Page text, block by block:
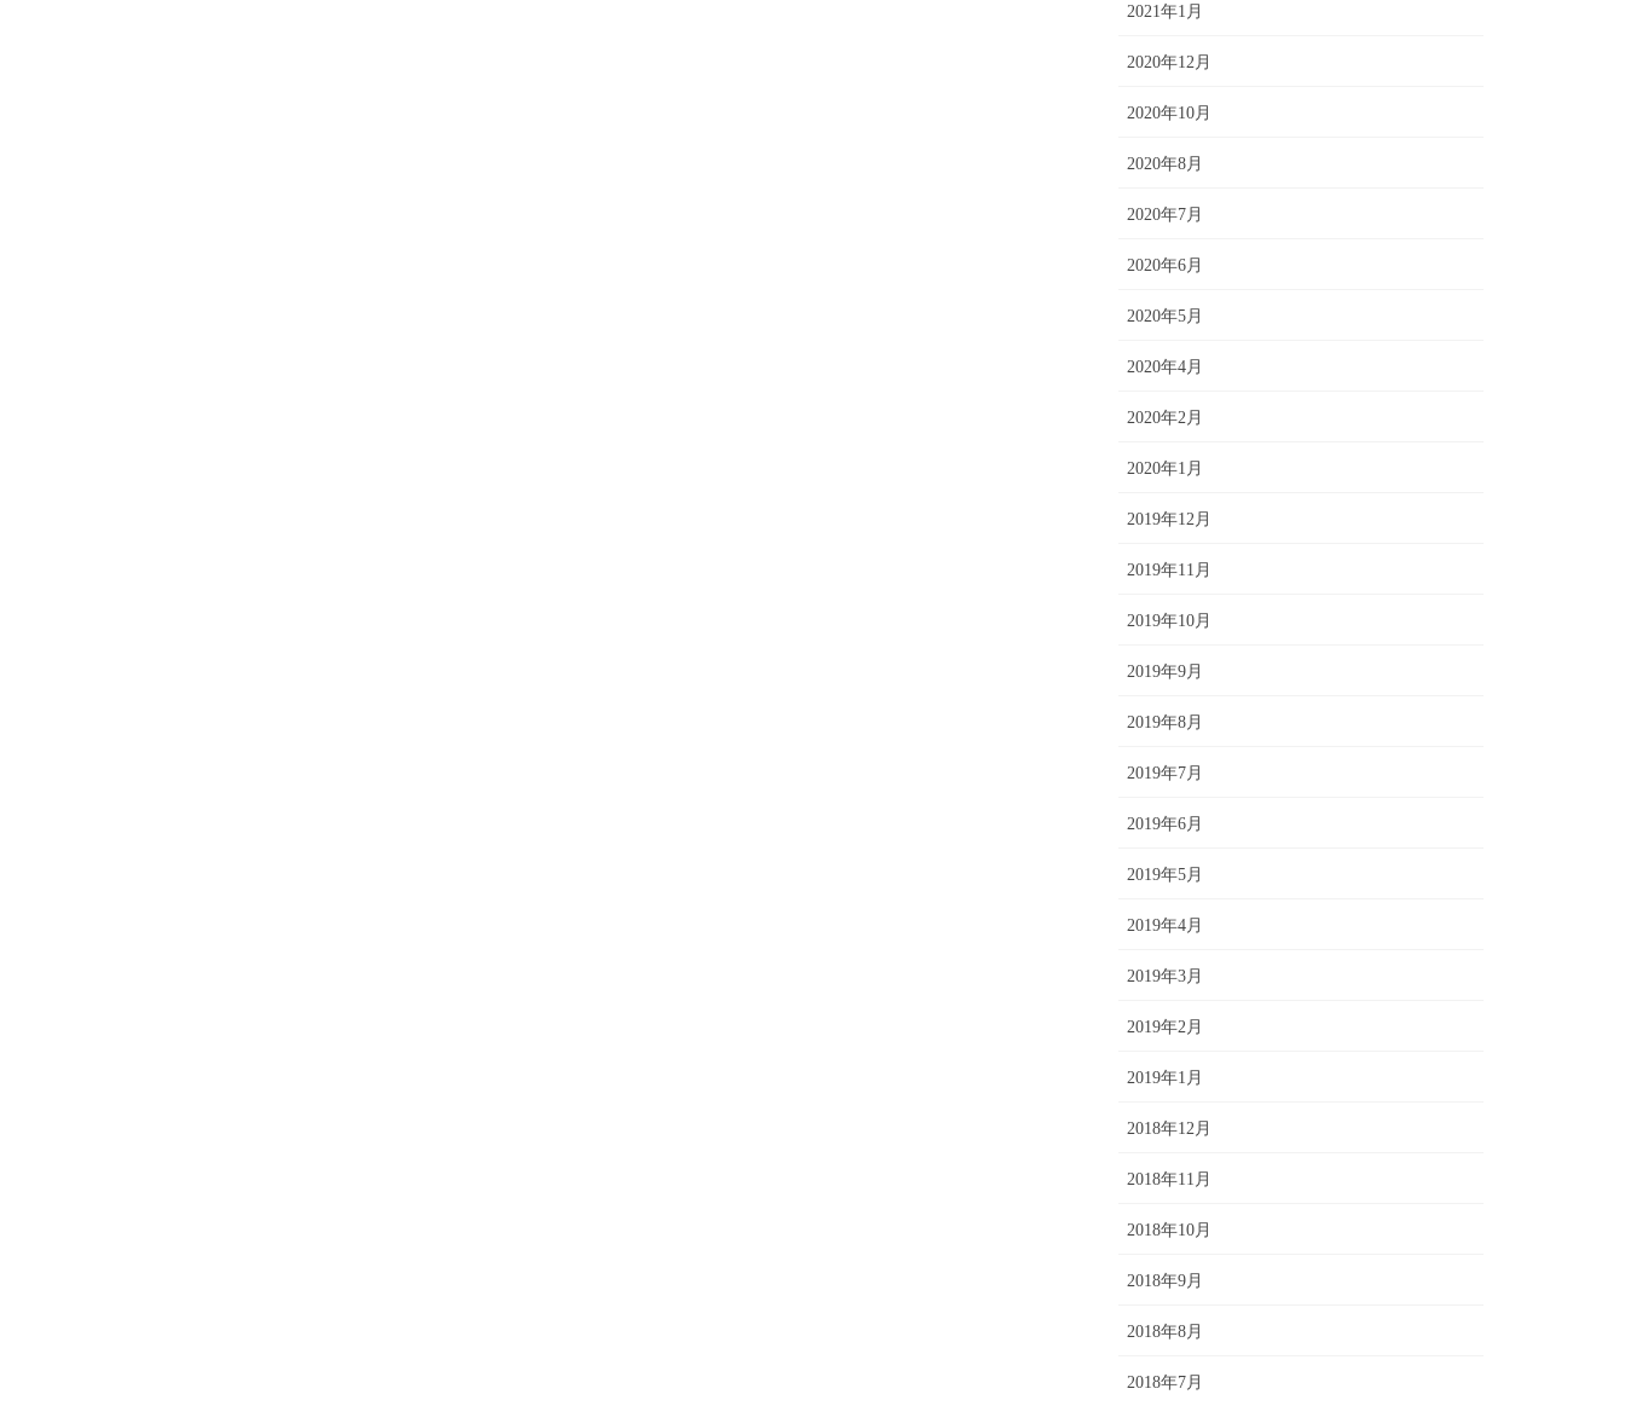
2021年1月
2020年12月
2020年10月
2020年8月
2020年7月
2020年6月
2020年5月
2020年4月
2020年2月
2020年1月
2019年12月
2019年11月
2019年10月
2019年9月
2019年8月
2019年7月
2019年6月
2019年5月
2019年4月
2019年3月
2019年2月
2019年1月
2018年12月
2018年11月
2018年10月
2018年9月
2018年8月
2018年7月